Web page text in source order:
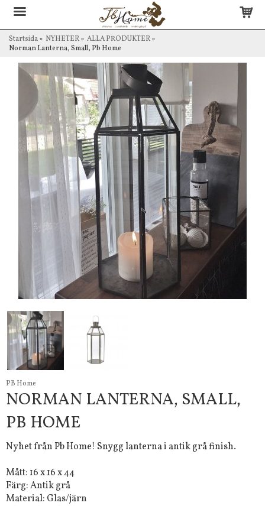
Startsida» NYHETER» ALLA PRODUKTER»
Norman Lanterna, Small, Pb Home
PB Home
NORMAN LANTERNA, SMALL,
PB HOME
Nyhet från Pb Home! Snygg lanterna i antik grå finish.
Mått: 16 x 16 x 44
Färg: Antik grå
Material: Glas/järn